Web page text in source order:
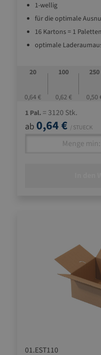
1-wellig
für die optimale
16 Kartons = 1
optimale
0701)
Transportmittel
20
0,64 €
100
0,62 €
250
0,50
1 Pal. = 3120 Stk.
ab 0,64 € / STUECK
01.EST110